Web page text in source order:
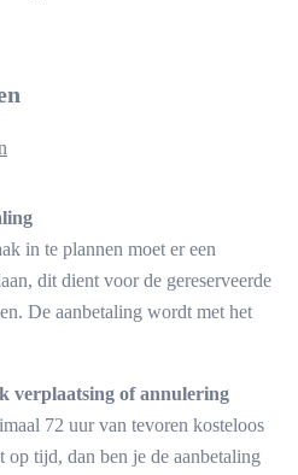
in te plannen moet er een
dit dient voor de gereserveerde
De aanbetaling wordt met het
verplaatsing of annulering
72 uur van tevoren kosteloos
op tijd, dan ben je de aanbetaling